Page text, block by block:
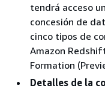
tendrá acceso
concesión de
cinco tipos de
Amazon
Formation
Detalles de la